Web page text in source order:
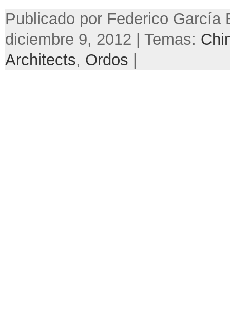
Publicado por Federico García
diciembre 9, 2012 | Temas:
Architects, Ordos